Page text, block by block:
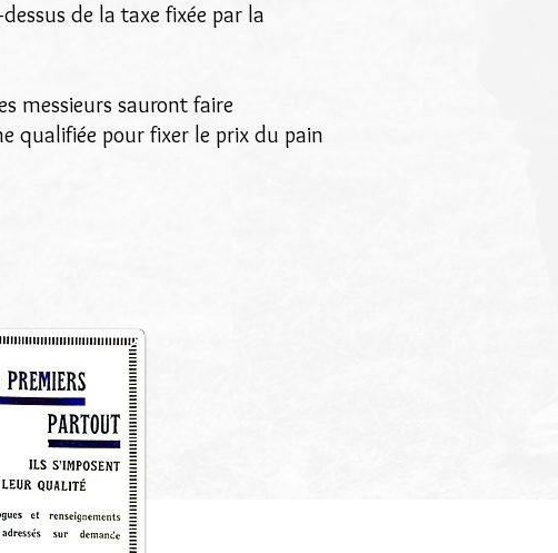
de la taxe fixée par la
messieurs sauront faire
qualifiée pour fixer le prix du pain